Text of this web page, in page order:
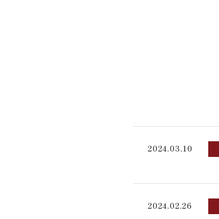
2024.03.10
2024.02.26